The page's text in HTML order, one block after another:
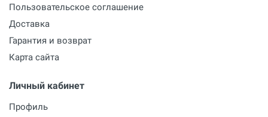
Пользовательское соглашение
Доставка
Гарантия и возврат
Карта сайта
Личный кабинет
Профиль